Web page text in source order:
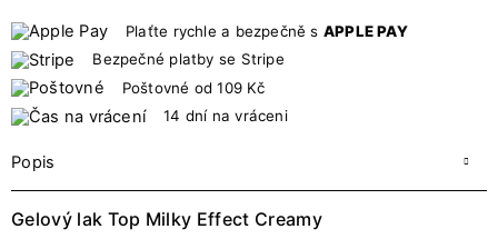
Plaťte rychle a bezpečně s APPLE PAY
Bezpečné platby se Stripe
Poštovné od 109 Kč
14 dní na vráceni
Popis
Gelový lak Top Milky Effect Creamy